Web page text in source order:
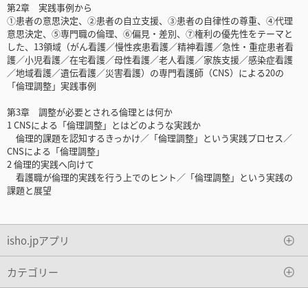
第2章 実践事例から
①患者の意思決定、②患者の自立支援、③患者の自律性の尊重、④代理
意思決定、⑤専門職の倫理、⑥偏見・差別、⑦権利の優先性をテーマと
した、13領域（がん看護／慢性疾患看護／精神看護／急性・重症患者看
護／小児看護／在宅看護／母性看護／老人看護／家族支援／感染症看護
／地域看護／遺伝看護／災害看護）の専門看護師（CNS）による20の
「倫理調整」実践事例
第3章 調整が必要とされる倫理とは何か
1 CNSによる「倫理調整」とはどのような実践か
倫理的課題を認知するきっかけ／「倫理調整」という実践プロセス／
CNSによる「倫理調整」
2 倫理的実践へ向けて
看護職が倫理的実践を行う上でのヒント／「倫理調整」という実践の
課題と展望
isho.jpアプリ
カテゴリー